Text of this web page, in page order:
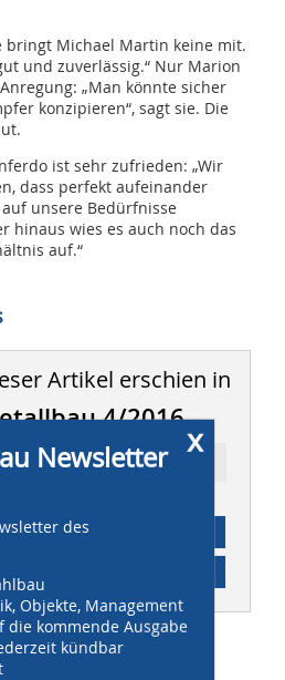
bringt Michael Martin keine mit.
und zuverlässig.“ Nur Marion
„Man könnte sicher
konzipieren“, sagt sie. Die
ist sehr zufrieden: „Wir
dass perfekt aufeinander
unsere Bedürfnisse
hinaus wies es auch noch das
auf.“
Artikel erschien in
4/2016
Ressort: MANAGEMENT
Abonnement
x
Newsletter
des
Objekte, Management
die kommende Ausgabe
kündbar